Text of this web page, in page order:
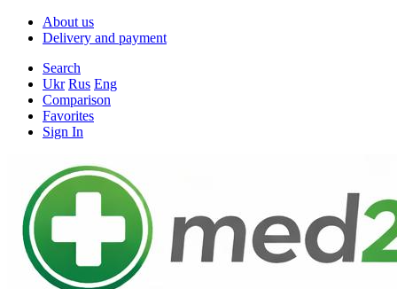
About us
Delivery and payment
Search
Ukr Rus Eng
Comparison
Favorites
Sign In